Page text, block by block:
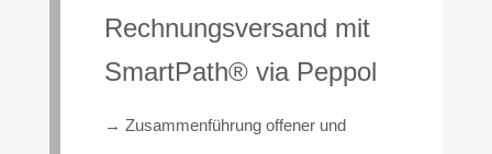
Rechnungsversand mit
SmartPath® via Peppol
→ Zusammenführung offener und